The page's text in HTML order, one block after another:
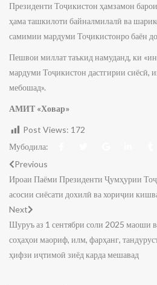
Президенти Тоҷикистон ҳамзамон барои
ҳама ташкилоти байналмилалӣ ва
самимии мардуми Тоҷикистонро баён
Пешвои миллат таъкид намуданд, ки «ин
мардуми Тоҷикистон дастгирии сиёсӣ,
мебошад».
АМИТ «Ховар»
Post Views: 172
Мубодила:
Previous
Ироаи Паёми Президенти Ҷумҳурии
асосии сиёсати дохилӣ ва хориҷии
Next
Шуруъ аз 1 сентябри соли 2025 маоши
соҳаҳои маориф, илм, фарҳанг,
ҳифзи иҷтимоӣ зиёд карда мешавад